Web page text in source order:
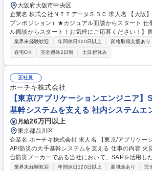
大阪府大阪市中央区
企業名 株式会社ＮＴＴデータＳＢＣ 求人名 【大阪】ITエンジニア（オー
プンポジション）★カジュアル面談からスタート 仕事の内容 【カジュア
ル面談からスタート！お気軽にご応募ください！】
やご経験のキャリアをヒアリングしながら、当社へ
きます。少しでもご興味があればご応募ください！ ■当社の強みである最
先端の技術力を習得していただき「モバイル」「オ
T/DX」という3つの事業領域で、ITエンジニアとし
るモノづくりやサービスの開発をお任せします。■ご
業・身に着けたいスキルなどの希望を考慮のうえ、
を加味して一緒に配属先を決定します。ご自身のや
ください！ 募集職種 【大阪】ITエンジニア（オープンポジション）★カ
ジュアル面談からスタート
業界未経験歓迎 年間休日120日以上 資格取得支援あり
在宅OK
完全週休2日制 土日祝休み
正社員
ホーチキ株式会社
【東京/アプリケーションエンジニア】
基幹システムを支える 社内システムエ
月給26万円以上
東京都品川区
企業名 ホーチキ株式会社 求人名 【東京/アプリケーションエンジニア】S
AP/防災の大手基幹システムを支える 仕事の内容 火災報知機を開発した総
合防災メーカーである当社において、SAPを活用し
開発運用を担い事業成長を支えるアプリケーションエ
業界未経験歓迎 年間休日120日以上 退職金あり
完